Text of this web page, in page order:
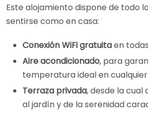
Este alojamiento dispone de todo
sentirse como en casa:
Conexión WiFi gratuitaen
Aire acondicionado, para
temperatura ideal en
Terraza privada, desde la cual
al jardín y de la serenidad